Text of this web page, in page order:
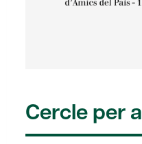
Cercle per